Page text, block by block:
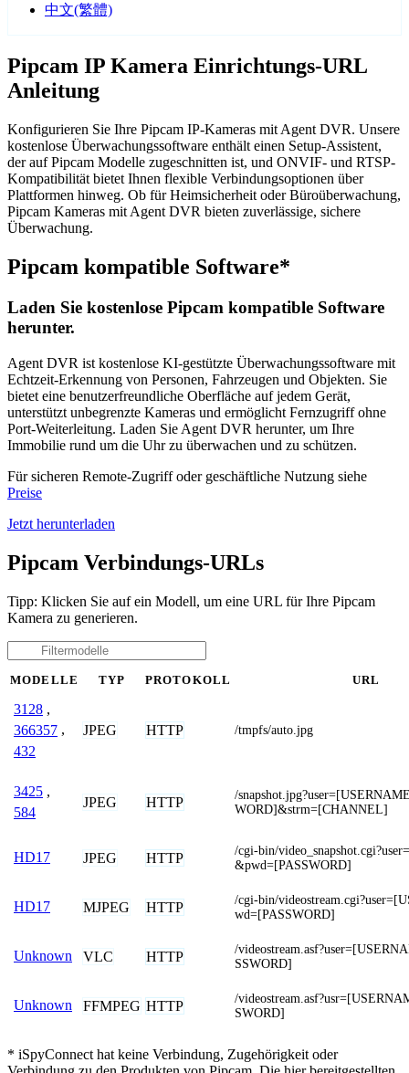
中文(繁體)
Pipcam IP Kamera Einrichtungs-URL
Anleitung
Konfigurieren Sie Ihre Pipcam IP-Kameras mit Agent DVR. Unsere
kostenlose Überwachungssoftware enthält einen Setup-Assistent,
der auf Pipcam Modelle zugeschnitten ist, und ONVIF- und RTSP-
Kompatibilität bietet Ihnen flexible Verbindungsoptionen über
Plattformen hinweg. Ob für Heimsicherheit oder Büroüberwachung,
Pipcam Kameras mit Agent DVR bieten zuverlässige, sichere
Überwachung.
Pipcam kompatible Software*
Laden Sie kostenlose Pipcam kompatible Software
herunter.
Agent DVR ist kostenlose KI-gestützte Überwachungssoftware mit
Echtzeit-Erkennung von Personen, Fahrzeugen und Objekten. Sie
bietet eine benutzerfreundliche Oberfläche auf jedem Gerät,
unterstützt unbegrenzte Kameras und ermöglicht Fernzugriff ohne
Port-Weiterleitung. Laden Sie Agent DVR herunter, um Ihre
Immobilie rund um die Uhr zu überwachen und zu schützen.
Für sicheren Remote-Zugriff oder geschäftliche Nutzung siehe
Preise
Jetzt herunterladen
Pipcam Verbindungs-URLs
Tipp: Klicken Sie auf ein Modell, um eine URL für Ihre Pipcam
Kamera zu generieren.
MODELLE TYP PROTOKOLL URL
3128 ,
366357 ,
432
JPEG HTTP /tmpfs/auto.jpg
3425 ,
584
JPEG HTTP
/
WORD]&strm=[CHANNEL]
HD17 JPEG HTTP
/cgi-bin/
&pwd=[PASSWORD]
HD17 MJPEG HTTP
/cgi-bin/
wd=[PASSWORD]
Unknown VLC HTTP
/
SSWORD]
Unknown FFMPEG HTTP
/
SWORD]
* iSpyConnect hat keine Verbindung, Zugehörigkeit oder